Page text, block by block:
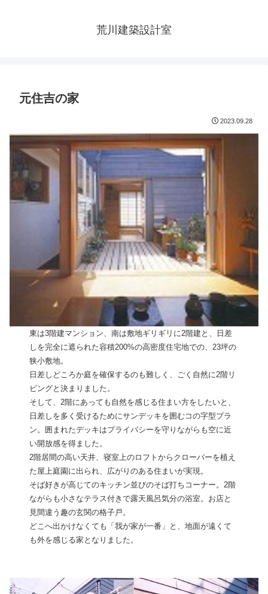
荒川建築設計室
元住吉の家
2023.09.28
東は3階建マンション、南は敷地ギリギリに2階建と、日差
しを完全に遮られた容積200%の高密度住宅地での、23坪の
狭小敷地。
日差しどころか庭を確保するのも難しく、ごく自然に2階リ
ビングと決まりました。
そして、2階にあっても自然を感じる住まい方をしたいと、
日差しを多く受けるためにサンデッキを囲むコの字型プラ
ン。囲まれたデッキはプライバシーを守りながらも空に近
い開放感を得ました。
2階居間の高い天井、寝室上のロフトからクローバーを植え
た屋上庭園に出られ、広がりのある住まいが実現。
そば好きが高じてのキッチン並びのそば打ちコーナー。2階
ながらも小さなテラス付きで露天風呂気分の浴室。お店と
見間違う趣の玄関の格子戸。
どこへ出かけなくても「我が家が一番」と、地面が遠くて
も外を感じる家となりました。